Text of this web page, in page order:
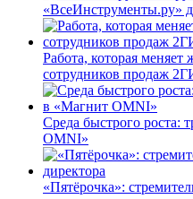
«ВсеИнструменты.ру»
Работа, которая
сотрудников продаж
Среда быстрого роста:
OMNI»
«Пятёрочка»: